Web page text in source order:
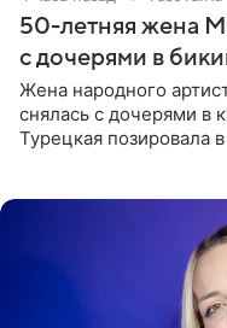
50-летняя жена
с дочерями в
Жена народного
снялась с дочерями в
Турецкая позировала